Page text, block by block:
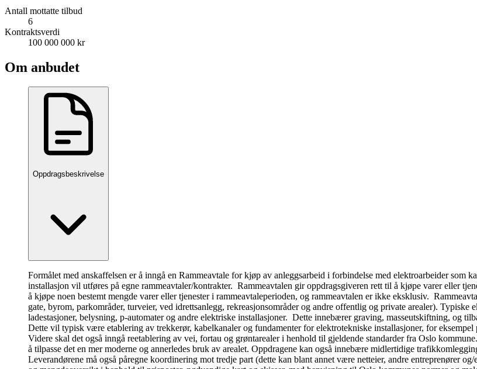
Antall mottatte tilbud
6
Kontraktsverdi
100 000 000 kr
Om anbudet
Oppdragsbeskrivelse
Formålet med anskaffelsen er å inngå en Rammeavtale for kjøp av anleggsarbeid i forbindelse med elektroarbeider som
installasjon vil utføres på egne rammeavtaler/kontrakter. Rammeavtalen gir oppdragsgiveren rett til å kjøpe varer eller
å kjøpe noen bestemt mengde varer eller tjenester i rammeavtaleperioden, og rammeavtalen er ikke eksklusiv.
gate, byrom, parkområder, turveier, ved idrettsanlegg, rekreasjonsområder og andre offentlig og private arealer).
ladestasjoner, belysning, p-automater og andre elektriske installasjoner. Dette innebærer graving, masseutskiftning, og
Dette vil typisk være etablering av trekkerør, kabelkanaler og fundamenter for elektrotekniske installasjoner, for
Videre skal det også inngå reetablering av vei, fortau og grøntarealer i henhold til gjeldende standarder fra Oslo
å tilpasse det en mer moderne og annerledes bruk av arealet. Oppdragene kan også innebære midlertidige
Leverandørene må også påregne koordinering mot tredje part (dette kan blant annet være netteier, andre entreprenører